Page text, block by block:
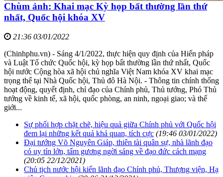
Chùm ảnh: Khai mạc Kỳ họp bất thường lần thứ
nhất, Quốc hội khóa XV
21:36 03/01/2022
(Chinhphu.vn) - Sáng 4/1/2022, thực hiện quy định của Hiến pháp
và Luật Tổ chức Quốc hội, kỳ họp bất thường lần thứ nhất, Quốc
hội nước Cộng hòa xã hội chủ nghĩa Việt Nam khóa XV khai mạc
trọng thể tại Nhà Quốc hội, Thủ đô Hà Nội. - Thông tin chính thống
hoạt động, quyết định, chỉ đạo của Chính phủ, Thủ tướng, Phó Thủ
tướng về kinh tế, xã hội, quốc phòng, an ninh, ngoại giao; và thế
giới...
Sự phối hợp chặt chẽ, hiệu quả giữa Chính phủ với Quốc hội
đem lại những kết quả khả quan, tích cực (19:46 03/01/2022)
Đại tướng Võ Nguyên Giáp, thiên tài quân sự, nhà lãnh đạo
có uy tín lớn, tấm gương ngời sáng về đạo đức cách mạng
(20:05 22/12/2021)
Chủ tịch nước hội kiến lãnh đạo Chính phủ, Thượng viện, Hạ